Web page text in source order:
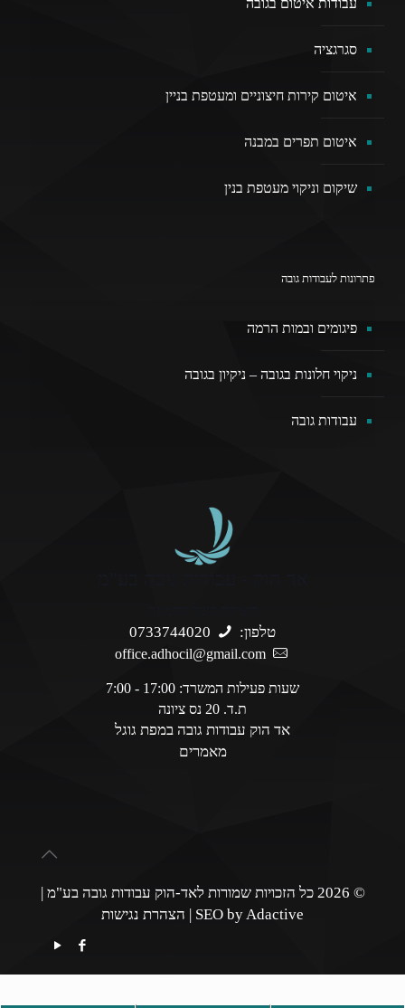
עבודות איטום בגובה
סגרגציה
איטום קירות חיצוניים ומעטפת בניין
איטום תפרים במבנה
שיקום וניקוי מעטפת בנין
פתרונות לעבודות גובה
פיגומים ובמות הרמה
ניקוי חלונות בגובה – ניקיון בגובה
עבודות גובה
טלפון: 0733744020
office.adhocil@gmail.com
שעות פעילות המשרד: 17:00 - 7:00
ת.ד. 20 נס ציונה
אד הוק עבודות גובה במפת גוגל
מאמרים
© 2026 כל הזכויות שמורות לאד-הוק עבודות גובה בע"מ |
SEO by Adactive
הצהרת נגישות